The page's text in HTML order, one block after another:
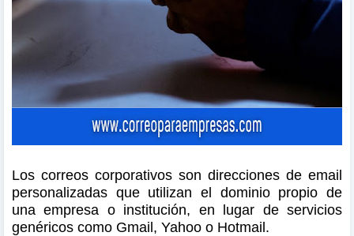
Los correos corporativos son direcciones de email
personalizadas que utilizan el dominio propio de
una empresa o institución, en lugar de servicios
genéricos como Gmail, Yahoo o Hotmail.